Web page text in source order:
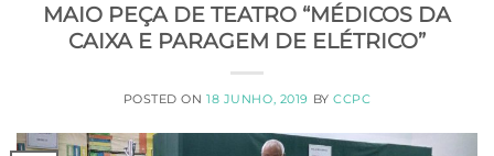
MAIO PEÇA DE TEATRO “MÉDICOS DA
CAIXA E PARAGEM DE ELÉTRICO”
POSTED ON18 JUNHO, 2019 BYCCPC